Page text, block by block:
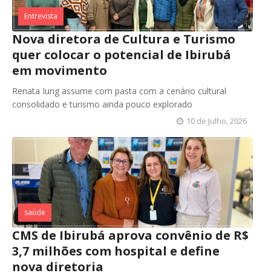
Entrevista
Nova diretora de Cultura e Turismo
quer colocar o potencial de Ibirubá
em movimento
Renata Iung assume com pasta com a cenário cultural
consolidado e turismo ainda pouco explorado
10 de Julho, 2026
saúde
CMS de Ibirubá aprova convênio de R$
3,7 milhões com hospital e define
nova diretoria